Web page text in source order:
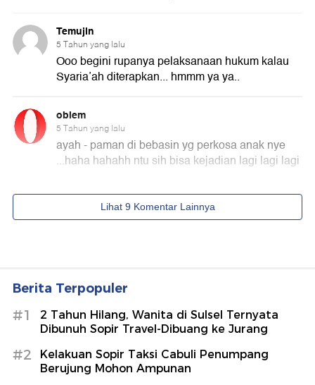
Berita Terpopuler
#1
2 Tahun Hilang, Wanita di Sulsel Ternyata
Dibunuh Sopir Travel-Dibuang ke Jurang
#2
Kelakuan Sopir Taksi Cabuli Penumpang
Berujung Mohon Ampunan